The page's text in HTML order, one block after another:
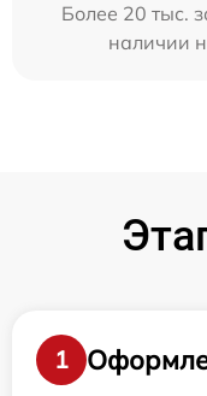
Более 20 тыс.
наличии
1